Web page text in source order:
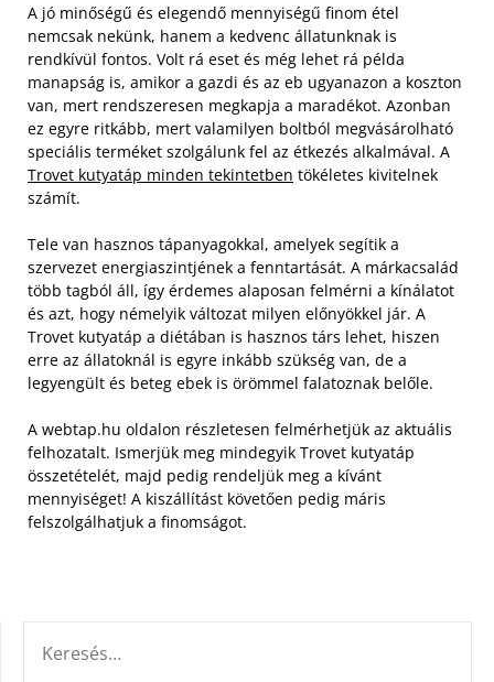
A jó minőségű és elegendő mennyiségű finom étel
nemcsak nekünk, hanem a kedvenc állatunknak is
rendkívül fontos. Volt rá eset és még lehet rá példa
manapság is, amikor a gazdi és az eb ugyanazon a koszton
van, mert rendszeresen megkapja a maradékot. Azonban
ez egyre ritkább, mert valamilyen boltból megvásárolható
speciális terméket szolgálunk fel az étkezés alkalmával. A
Trovet kutyatáp minden tekintetben tökéletes kivitelnek
számít.
Tele van hasznos tápanyagokkal, amelyek segítik a
szervezet energiaszintjének a fenntartását. A márkacsalád
több tagból áll, így érdemes alaposan felmérni a kínálatot
és azt, hogy némelyik változat milyen előnyökkel jár. A
Trovet kutyatáp a diétában is hasznos társ lehet, hiszen
erre az állatoknál is egyre inkább szükség van, de a
legyengült és beteg ebek is örömmel falatoznak belőle.
A webtap.hu oldalon részletesen felmérhetjük az aktuális
felhozatalt. Ismerjük meg mindegyik Trovet kutyatáp
összetételét, majd pedig rendeljük meg a kívánt
mennyiséget! A kiszállítást követően pedig máris
felszolgálhatjuk a finomságot.